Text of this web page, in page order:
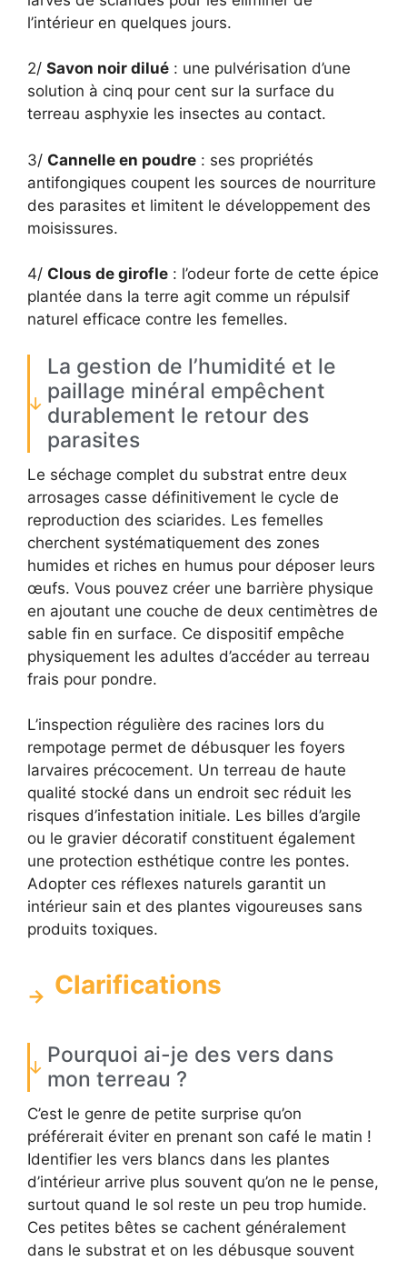
l’intérieur en quelques jours.
2/ Savon noir dilué : une pulvérisation d’une
solution à cinq pour cent sur la surface du
terreau asphyxie les insectes au contact.
3/ Cannelle en poudre : ses propriétés
antifongiques coupent les sources de nourriture
des parasites et limitent le développement des
moisissures.
4/ Clous de girofle : l’odeur forte de cette épice
plantée dans la terre agit comme un répulsif
naturel efficace contre les femelles.
La gestion de l’humidité et le
paillage minéral empêchent
durablement le retour des
parasites
Le séchage complet du substrat entre deux
arrosages casse définitivement le cycle de
reproduction des sciarides. Les femelles
cherchent systématiquement des zones
humides et riches en humus pour déposer leurs
œufs. Vous pouvez créer une barrière physique
en ajoutant une couche de deux centimètres de
sable fin en surface. Ce dispositif empêche
physiquement les adultes d’accéder au terreau
frais pour pondre.
L’inspection régulière des racines lors du
rempotage permet de débusquer les foyers
larvaires précocement. Un terreau de haute
qualité stocké dans un endroit sec réduit les
risques d’infestation initiale. Les billes d’argile
ou le gravier décoratif constituent également
une protection esthétique contre les pontes.
Adopter ces réflexes naturels garantit un
intérieur sain et des plantes vigoureuses sans
produits toxiques.
Clarifications
Pourquoi ai-je des vers dans
mon terreau ?
C’est le genre de petite surprise qu’on
préférerait éviter en prenant son café le matin !
Identifier les vers blancs dans les plantes
d’intérieur arrive plus souvent qu’on ne le pense,
surtout quand le sol reste un peu trop humide.
Ces petites bêtes se cachent généralement
dans le substrat et on les débusque souvent